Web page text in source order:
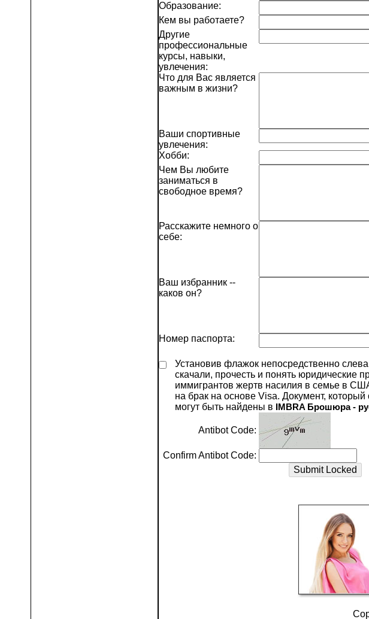
Образование:
Кем вы работаете?
Другие
профессиональные
курсы, навыки,
увлечения:
Что для Вас является
важным в жизни?
Ваши спортивные
увлечения:
Хобби:
Чем Вы любите
заниматься в
свободное время?
Расскажите немного о
себе:
Ваш избранник --
каков он?
Номер паспорта:
Установив флажок непосредственно
скачали, прочесть и понять юридические
иммигрантов жертв насилия в семье в
на брак на основе Visa. Документ,
могут быть найдены в IMBRA Брошюра -
Antibot Code:
Confirm Antibot Code: